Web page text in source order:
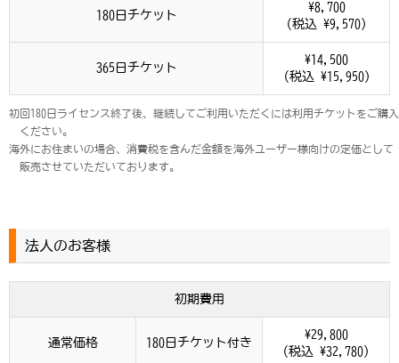
180日チケット
¥8,700
(税込 ¥9,570)
365日チケット
¥14,500
(税込 ¥15,950)
初回180日ライセンス終了後、継続してご利用いただくには利用チケットをご購入
ください。
海外にお住まいの場合、消費税を含んだ金額を海外ユーザー様向けの定価として
販売させていただいております。
法人のお客様
初期費用
通常価格 180日チケット付き
¥29,800
(税込 ¥32,780)